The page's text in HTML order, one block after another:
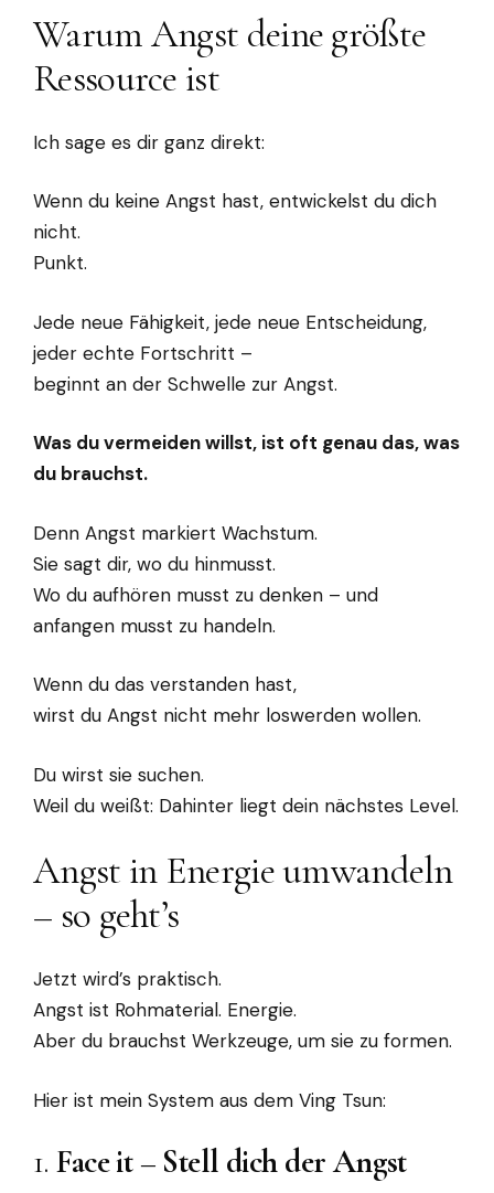
Warum Angst deine größte
Ressource ist
Ich sage es dir ganz direkt:
Wenn du keine Angst hast, entwickelst du dich
nicht.
Punkt.
Jede neue Fähigkeit, jede neue Entscheidung,
jeder echte Fortschritt –
beginnt an der Schwelle zur Angst.
Was du vermeiden willst, ist oft genau das, was
du brauchst.
Denn Angst markiert Wachstum.
Sie sagt dir, wo du hinmusst.
Wo du aufhören musst zu denken – und
anfangen musst zu handeln.
Wenn du das verstanden hast,
wirst du Angst nicht mehr loswerden wollen.
Du wirst sie suchen.
Weil du weißt: Dahinter liegt dein nächstes Level.
Angst in Energie umwandeln
– so geht’s
Jetzt wird’s praktisch.
Angst ist Rohmaterial. Energie.
Aber du brauchst Werkzeuge, um sie zu formen.
Hier ist mein System aus dem Ving Tsun:
1.Face it – Stell dich der Angst